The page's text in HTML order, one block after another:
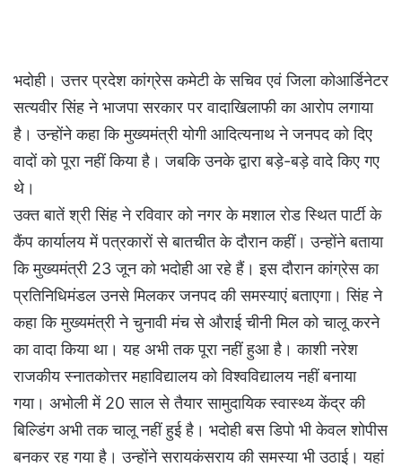
भदोही। उत्तर प्रदेश कांग्रेस कमेटी के सचिव एवं जिला कोआर्डिनेटर
सत्यवीर सिंह ने भाजपा सरकार पर वादाखिलाफी का आरोप लगाया
है। उन्होंने कहा कि मुख्यमंत्री योगी आदित्यनाथ ने जनपद को दिए
वादों को पूरा नहीं किया है। जबकि उनके द्वारा बड़े-बड़े वादे किए गए
थे।
उक्त बातें श्री सिंह ने रविवार को नगर के मशाल रोड स्थित पार्टी के
कैंप कार्यालय में पत्रकारों से बातचीत के दौरान कहीं। उन्होंने बताया
कि मुख्यमंत्री 23 जून को भदोही आ रहे हैं। इस दौरान कांग्रेस का
प्रतिनिधिमंडल उनसे मिलकर जनपद की समस्याएं बताएगा। सिंह ने
कहा कि मुख्यमंत्री ने चुनावी मंच से औराई चीनी मिल को चालू करने
का वादा किया था। यह अभी तक पूरा नहीं हुआ है। काशी नरेश
राजकीय स्नातकोत्तर महाविद्यालय को विश्वविद्यालय नहीं बनाया
गया। अभोली में 20 साल से तैयार सामुदायिक स्वास्थ्य केंद्र की
बिल्डिंग अभी तक चालू नहीं हुई है। भदोही बस डिपो भी केवल शोपीस
बनकर रह गया है। उन्होंने सरायकंसराय की समस्या भी उठाई। यहां